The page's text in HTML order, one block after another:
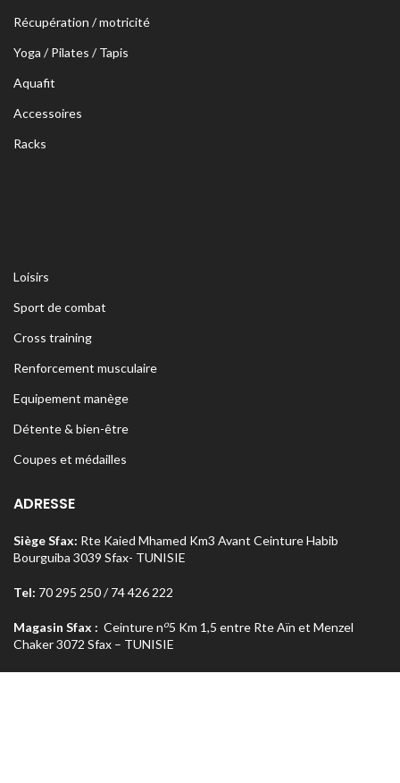
Récupération / motricité
Yoga / Pilates / Tapis
Aquafit
Accessoires
Racks
Loisirs
Sport de combat
Cross training
Renforcement musculaire
Equipement manège
Détente & bien-être
Coupes et médailles
ADRESSE
Siège Sfax: Rte Kaied Mhamed Km3 Avant Ceinture Habib
Bourguiba 3039 Sfax- TUNISIE
Tel: 70 295 250 / 74 426 222
Magasin Sfax : Ceinture no5 Km 1,5 entre Rte Aïn et Menzel
Chaker 3072 Sfax – TUNISIE